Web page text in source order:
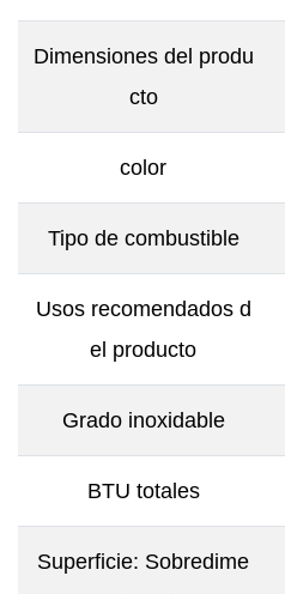
Dimensiones del produ
cto
color
Tipo de combustible
Usos recomendados d
el producto
Grado inoxidable
BTU totales
Superficie: Sobredime